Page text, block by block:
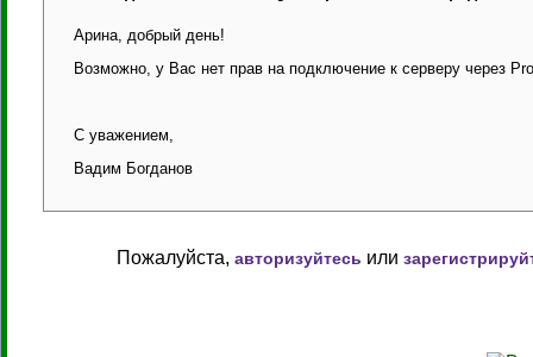
Арина, добрый день!
Возможно, у Вас нет прав на подключение к серверу через
С уважением,
Вадим Богданов
Пожалуйста, авторизуйтесь или